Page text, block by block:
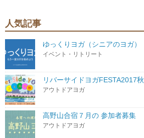
人気記事
ゆっくりヨガ（シニアのヨガ）
イベント・リトリート
リバーサイドヨガFESTA2017秋
アウトドアヨガ
高野山合宿７月の 参加者募集
アウトドアヨガ